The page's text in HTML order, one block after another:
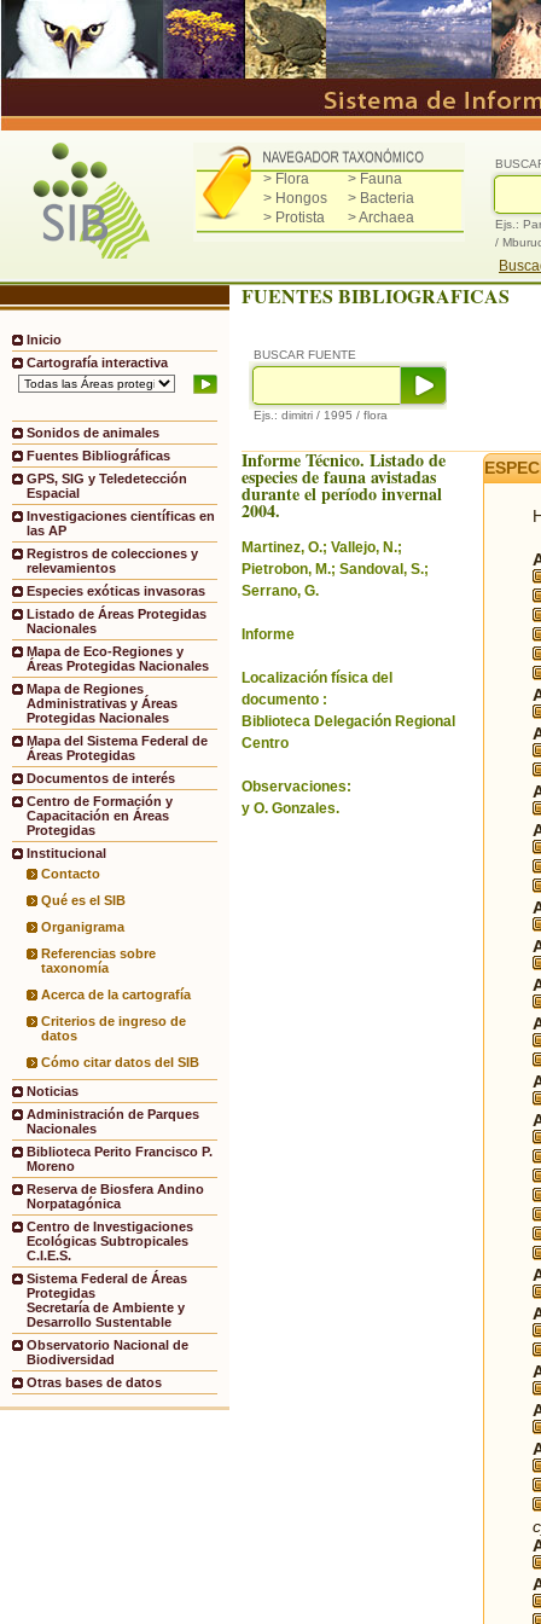
> Flora
> Fauna
> Hongos
> Bacteria
> Protista
> Archaea
Ejs.:
/
Inicio
Cartografía interactiva
Sonidos de animales
Fuentes Bibliográficas
GPS, SIG y Teledetección
Espacial
Investigaciones científicas en
las AP
Registros de colecciones y
relevamientos
Especies exóticas invasoras
Listado de Áreas Protegidas
Nacionales
Mapa de Eco-Regiones y
Áreas Protegidas Nacionales
Mapa de Regiones
Administrativas y Áreas
Protegidas Nacionales
Mapa del Sistema Federal de
Áreas Protegidas
Documentos de interés
Centro de Formación y
Capacitación en Áreas
Protegidas
Institucional
Contacto
Qué es el SIB
Organigrama
Referencias sobre
taxonomía
Acerca de la cartografía
Criterios de ingreso de
datos
Cómo citar datos del SIB
Noticias
Administración de Parques
Nacionales
Biblioteca Perito Francisco P.
Moreno
Reserva de Biosfera Andino
Norpatagónica
Centro de Investigaciones
Ecológicas Subtropicales
C.I.E.S.
Sistema Federal de Áreas
Protegidas
Secretaría de Ambiente y
Desarrollo Sustentable
Observatorio Nacional de
Biodiversidad
Otras bases de datos
FUENTES BIBLIOGRAFICAS
BUSCAR FUENTE
Ejs.: dimitri / 1995 / flora
Informe Técnico. Listado de
especies de fauna avistadas
durante el período invernal
2004.
Martinez, O.; Vallejo, N.;
Pietrobon, M.; Sandoval, S.;
Serrano, G.
Informe
Localización física del
documento :
Biblioteca Delegación Regional
Centro
Observaciones:
y O. Gonzales.